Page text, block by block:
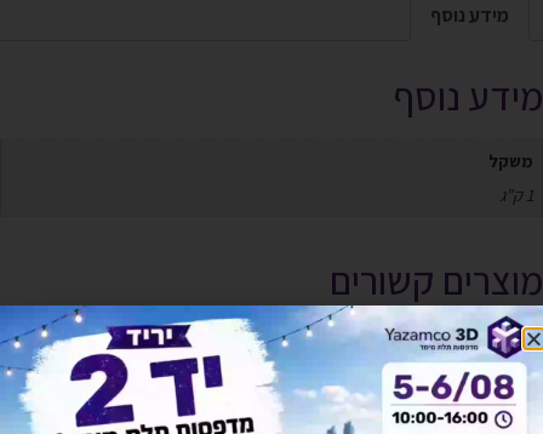
מידע נוסף
מידע נוסף
משקל
1 ק"ג
מוצרים קשורים